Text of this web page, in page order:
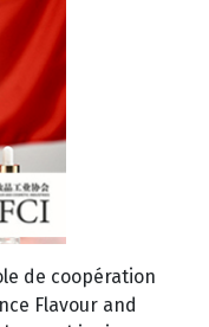
de coopération
Flavour and